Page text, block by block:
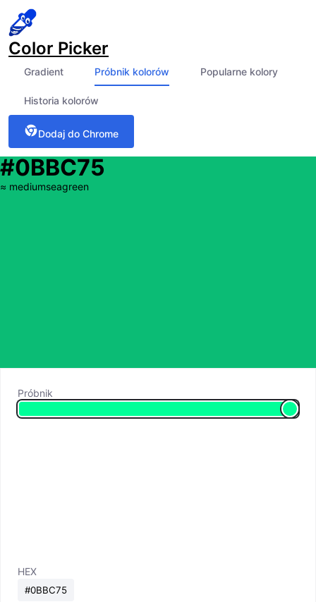
Color Picker
Gradient Próbnik kolorów Popularne kolory
Historia kolorów
Dodaj do Chrome
#0BBC75
≈ mediumseagreen
Próbnik
HEX